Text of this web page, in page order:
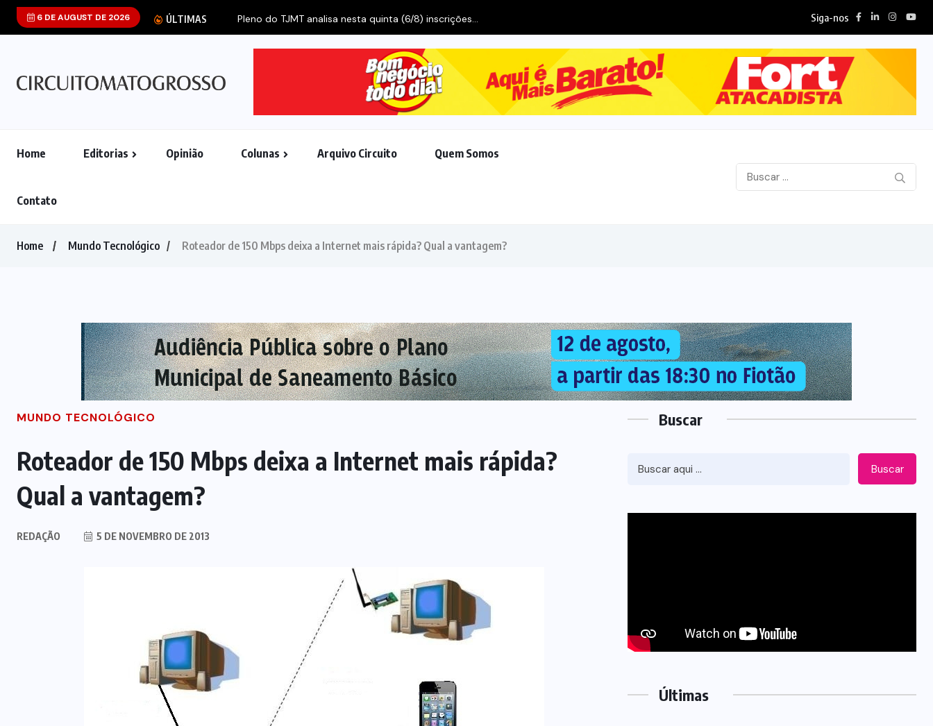
6 DE AUGUST DE 2026 ÚLTIMAS Siga-nos
Home Editorias Opinião Colunas Arquivo Circuito Quem Somos
Contato
Home Mundo Tecnológico Roteador de 150 Mbps deixa a Internet mais rápida? Qual a vantagem?
MUNDO TECNOLÓGICO
Roteador de 150 Mbps deixa a Internet mais rápida?
Qual a vantagem?
REDAÇÃO 5 DE NOVEMBRO DE 2013
Buscar
Buscar
Últimas